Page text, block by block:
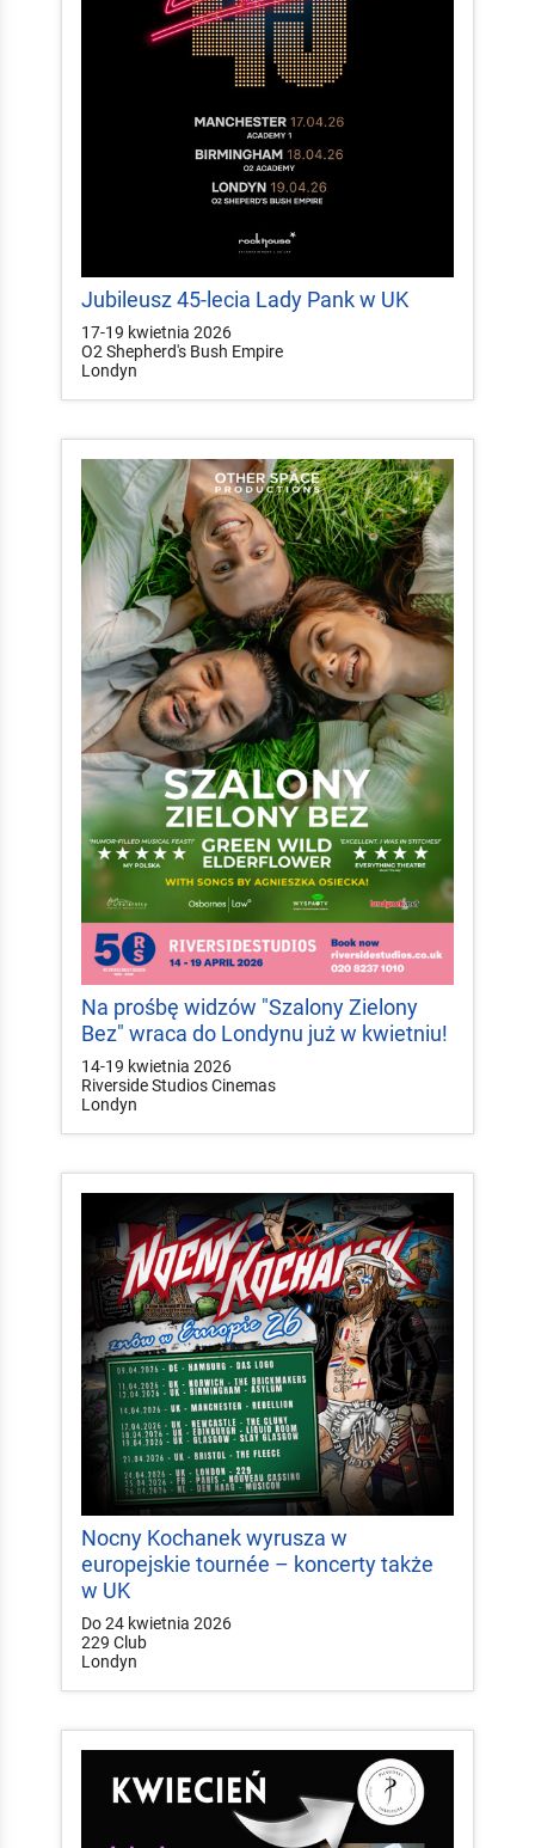
Jubileusz 45-lecia Lady Pank w UK
17-19 kwietnia 2026
O2 Shepherd's Bush Empire
Londyn
Na prośbę widzów "Szalony Zielony
Bez" wraca do Londynu już w kwietniu!
14-19 kwietnia 2026
Riverside Studios Cinemas
Londyn
Nocny Kochanek wyrusza w
europejskie tournée – koncerty także
w UK
Do 24 kwietnia 2026
229 Club
Londyn